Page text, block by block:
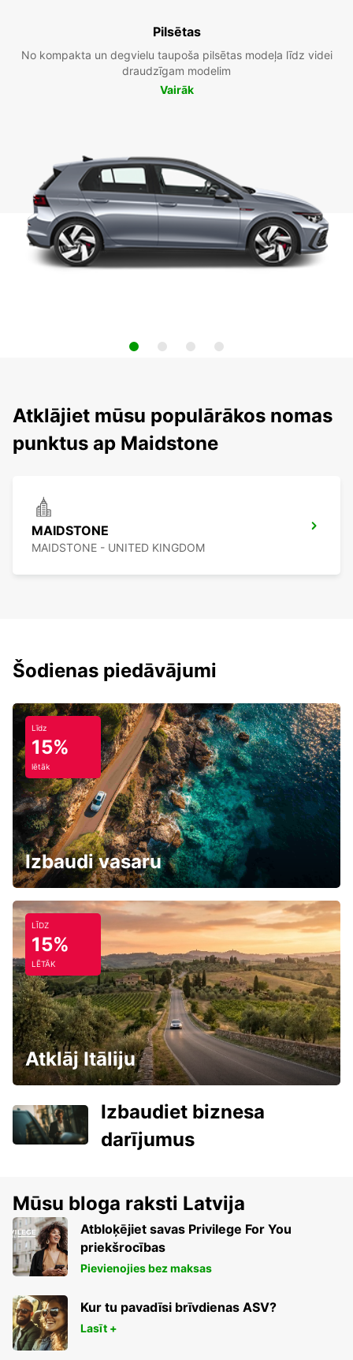
Pilsētas
No kompakta un degvielu taupoša pilsētas modeļa līdz videi
draudzīgam modelim
Vairāk
Atklājiet mūsu populārākos nomas
punktus ap Maidstone
MAIDSTONE
MAIDSTONE - UNITED KINGDOM
Šodienas piedāvājumi
Līdz
15%
lētāk
Izbaudi vasaru
LĪDZ
15%
LĒTĀK
Atklāj Itāliju
Izbaudiet biznesa
darījumus
Mūsu bloga raksti Latvija
Atbloķējiet savas Privilege For You
priekšrocības
Pievienojies bez maksas
Kur tu pavadīsi brīvdienas ASV?
Lasīt +